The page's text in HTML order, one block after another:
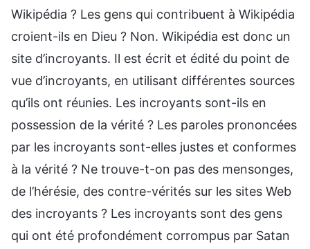
Wikipédia ? Les gens qui contribuent à Wikipédia
croient-ils en Dieu ? Non. Wikipédia est donc un
site d’incroyants. Il est écrit et édité du point de
vue d’incroyants, en utilisant différentes sources
qu’ils ont réunies. Les incroyants sont-ils en
possession de la vérité ? Les paroles prononcées
par les incroyants sont-elles justes et conformes
à la vérité ? Ne trouve-t-on pas des mensonges,
de l’hérésie, des contre-vérités sur les sites Web
des incroyants ? Les incroyants sont des gens
qui ont été profondément corrompus par Satan